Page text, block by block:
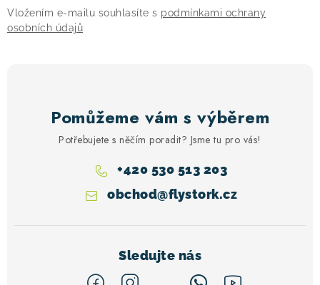
Vložením e-mailu souhlasíte s podmínkami ochrany
osobních údajů
Pomůžeme vám s výběrem
Potřebujete s něčím poradit? Jsme tu pro vás!
obchod@flystork.cz
+420 530 513 203